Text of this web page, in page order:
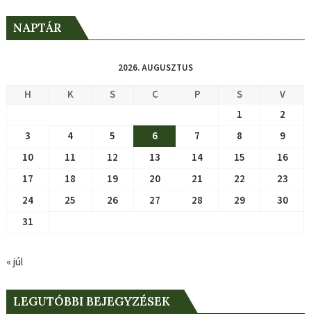
NAPTÁR
2026. AUGUSZTUS
H K S C P S
V
1
2
3
4 5 6 7 8
9
10
11 12 13 14 15
16
17
18 19 20 21 22
23
24
25 26 27 28 29
30
31
« júl
LEGUTÓBBI BEJEGYZÉSEK